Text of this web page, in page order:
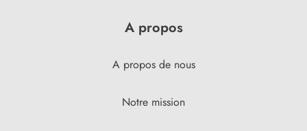
A propos
A propos de nous
Notre mission